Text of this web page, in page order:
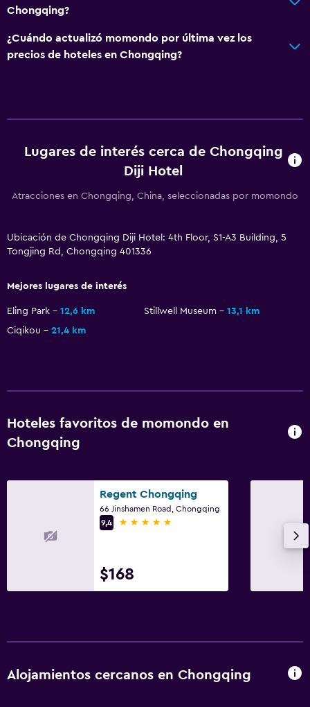
Chongqing?
¿Cuándo actualizó momondo por última vez los
precios de hoteles en Chongqing?
Lugares de interés cerca de Chongqing
Diji Hotel
Atracciones en Chongqing, China, seleccionadas por momondo
Ubicación de Chongqing Diji Hotel: 4th Floor, S1-A3 Building, 5
Tongjing Rd, Chongqing 401336
Mejores lugares de interés
Eling Park 12,6 km Stillwell Museum
13,1 km
Ciqikou
21,4 km
Hoteles favoritos de momondo en
Chongqing
Regent Chongqing
66 Jinshamen Road, Chongqing
9,4
5 estrellas
$168
Alojamientos cercanos en Chongqing